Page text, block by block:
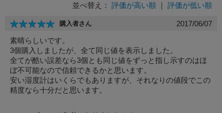
必須
並べ替え： 評価が高い順 ｜ 評価が低い順
購入者さん
2017/06/07
素晴らしいです。
3個購入しましたが、全て同じ値を表示しました。
全てが酷い誤差なら3個とも同じ値をずっと指し示すのはほ
ぼ不可能なので信頼できるかと思います。
安い湿度計はいくらでもありますが、それなりの値段でこの
精度なら十分だと思います。